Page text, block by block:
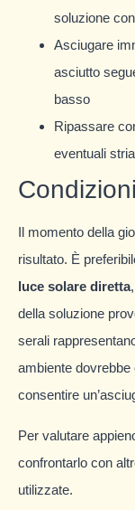
soluzione
Asciugare
asciutto
basso
Ripassare
eventuali
Il momento della
risultato. È
luce solare diretta
della soluzione
serali
ambiente
consentire
Per valutare
confrontarlo con
utilizzate.